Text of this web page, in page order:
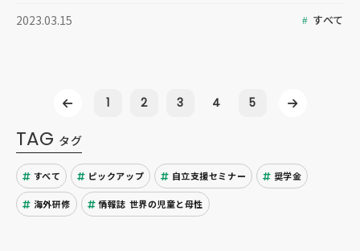
2023.03.15 すべて
1 2 3 4 5
TAG タグ
すべて ピックアップ 自立支援セミナー 奨学金
海外研修 情報誌 世界の児童と母性